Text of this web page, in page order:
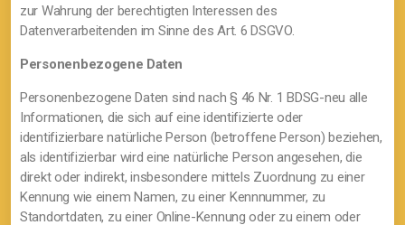
zur Wahrung der berechtigten Interessen des
Datenverarbeitenden im Sinne des Art. 6 DSGVO.
Personenbezogene Daten
Personenbezogene Daten sind nach § 46 Nr. 1 BDSG-neu alle
Informationen, die sich auf eine identifizierte oder
identifizierbare natürliche Person (betroffene Person) beziehen,
als identifizierbar wird eine natürliche Person angesehen, die
direkt oder indirekt, insbesondere mittels Zuordnung zu einer
Kennung wie einem Namen, zu einer Kennnummer, zu
Standortdaten, zu einer Online-Kennung oder zu einem oder